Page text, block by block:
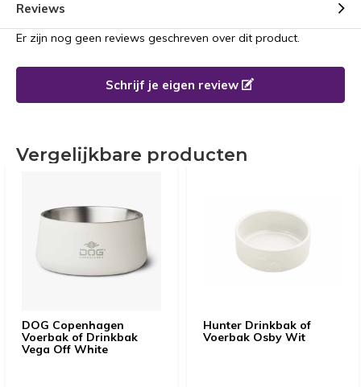
Reviews
Er zijn nog geen reviews geschreven over dit product.
Schrijf je eigen review
Vergelijkbare producten
DOG Copenhagen
Voerbak of Drinkbak
Vega Off White
Hunter Drinkbak of
Voerbak Osby Wit